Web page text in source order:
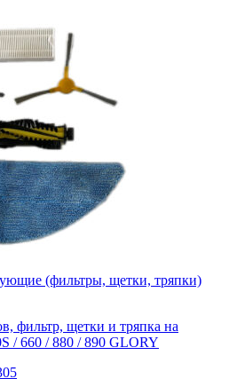
(фильтры, щетки, тряпки)
фильтр, щетки и тряпка на
/ 660 / 880 / 890 GLORY